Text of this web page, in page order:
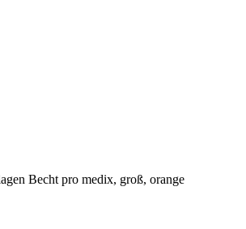
Becht pro medix, groß, orange